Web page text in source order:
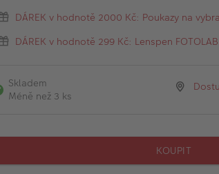
DÁREK v hodnotě 2000 Kč: Poukazy na
DÁREK v hodnotě 299 Kč: Lenspen
Skladem
Méně než 3 ks
KOUPIT